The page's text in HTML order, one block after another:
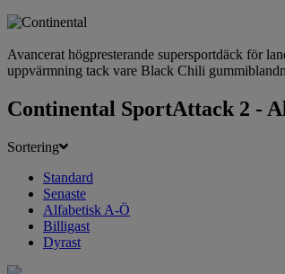
Avancerat högpresterande supersportdäck för
uppvärmning tack vare Black Chili
Continental SportAttack 2 -
Sortering
Standard
Senaste
Alfabetisk A-Ö
Billigast
Dyrast